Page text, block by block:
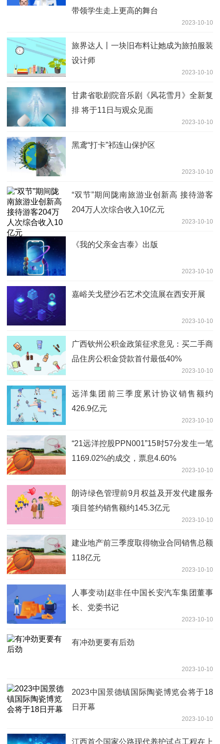
带领学生走上更高的舞台
2023-10-10
旅界达人丨一块旧布料让她成为旅拍服装
设计师
2023-10-10
甘肃省歌剧院音乐剧《风花雪月》全新复
排 将于11日与观众见面
2023-10-10
黑鸢“打卡”祁连山保护区
2023-10-10
“双节”期间陇南旅游业创新高 接待游客
204万人次综合收入10亿元
2023-10-10
《我的父亲金吉泰》出版
2023-10-10
嘉峪关戈壁沙石艺术交流展在西安开展
2023-10-10
广西钦州公积金政策征求意见：买二手商
品住房公积金贷款首付最低40%
2023-10-10
远洋集团前三季度累计协议销售额约
426.9亿元
2023-10-10
“21远洋控股PPN001”15时57分发生一笔
1169.02%的成交，票息4.60%
2023-10-10
朗诗绿色管理前9月权益及开发代建服务
项目签约销售额约145.3亿元
2023-10-10
建业地产前三季度取得物业合同销售总额
118亿元
2023-10-10
人事变动|赵非任中国长安汽车集团董事
长、党委书记
2023-10-10
有冲劲更要有后劲
2023-10-10
2023中国景德镇国际陶瓷博览会将于18
日开幕
2023-10-10
江西首个国家公路现代养护试点工程在上